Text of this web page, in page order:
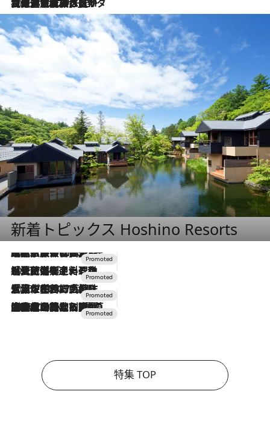
2026.8.3
【厳選旅コスメ】「保湿もタイパ重視！」“サウナ好き”タレント清水みさとが愛用する夏旅ベストコスメを発表！【Mサイズジップ】
新着トピックス Hoshino Resorts
2026.7.31
【ホテル帰省】という選択肢をOMOが提案。家族とほどよい距離を保つには「昼は実家、夜は気兼ねなくホテルで！」
2026.7.24
【夏限定ディナーコース】旬を迎える稚鮎や花ズッキーニなどをイタリア・トスカーナの郷土料理の手法で満喫！
2026.7.17
「土佐和ハーブかき氷」がOMO7高知に登場！生姜、山椒、大葉など目にも舌にも涼を呼ぶ郷土の味
2026.7.10
NEW OPEN！【界 草津】名湯の地に誕生。趣の異なる2種の温泉と上州ならではの会席・蕎麦割烹など美食を味わう究極の癒やし旅
特集 TOP